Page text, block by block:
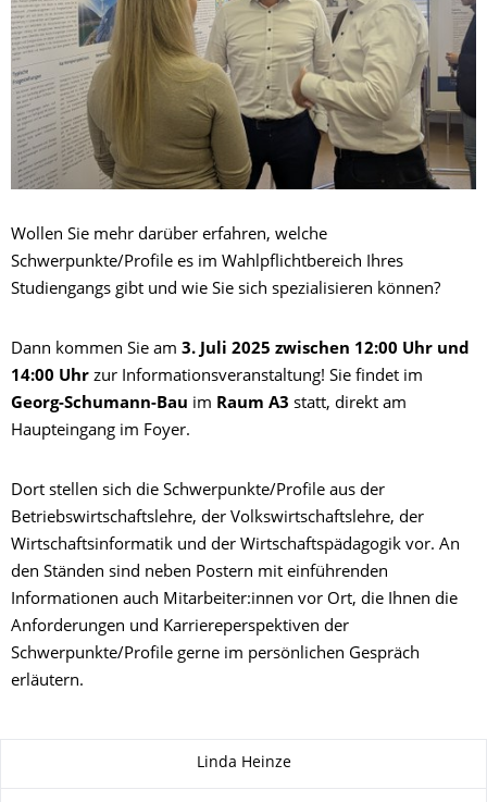
Wollen Sie mehr darüber erfahren, welche
Schwerpunkte/Profile es im Wahlpflichtbereich Ihres
Studiengangs gibt und wie Sie sich spezialisieren können?
Dann kommen Sie am 3. Juli 2025 zwischen 12:00 Uhr und
14:00 Uhr zur Informationsveranstaltung! Sie findet im
Georg-Schumann-Bau im Raum A3 statt, direkt am
Haupteingang im Foyer.
Dort stellen sich die Schwerpunkte/Profile aus der
Betriebswirtschaftslehre, der Volkswirtschaftslehre, der
Wirtschaftsinformatik und der Wirtschaftspädagogik vor. An
den Ständen sind neben Postern mit einführenden
Informationen auch Mitarbeiter:innen vor Ort, die Ihnen die
Anforderungen und Karriereperspektiven der
Schwerpunkte/Profile gerne im persönlichen Gespräch
erläutern.
Linda Heinze